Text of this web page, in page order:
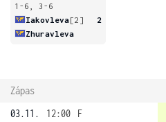
1-6, 3-6
Iakovleva[2]
2
Zhuravleva
Zápas
03.11.
12:00
F